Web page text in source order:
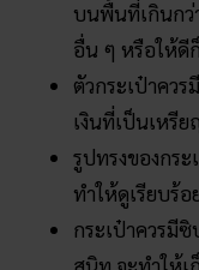
บนพื้นที่เกินกว่
อื่น ๆ หรือให้ดี
ตัวกระเป๋าควร
เงินที่เป็นเหรี
รูปทรงของกระ
ทำให้ดูเรียบร้
กระเป๋าควรมี